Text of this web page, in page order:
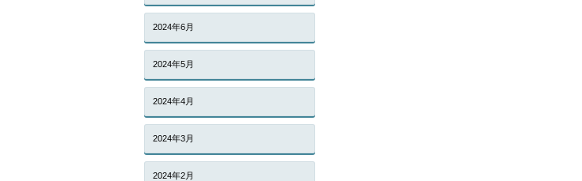
2024年6月
2024年5月
2024年4月
2024年3月
2024年2月